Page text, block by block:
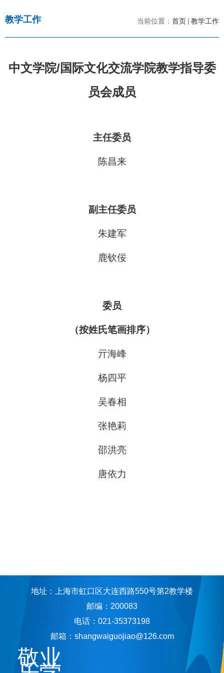
当前位置： 首页 教学工作
教学工作
中文学院/国际文化交流学院教学指导委
员会成员
主任委员
陈昌来
副主任委员
朱建军
鹿钦佞
委员
（按姓氏笔画排序）
亓海峰
杨四平
吴春相
张艳莉
邵洪亮
唐依力
地址：上海市虹口区大连西路550号第2教学楼
邮编：200083
电话：021-35373198
邮箱：shangwaiguojiao@126.com
敬业